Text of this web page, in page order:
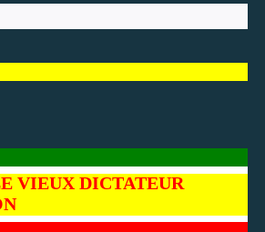
VIEUX DICTATEUR